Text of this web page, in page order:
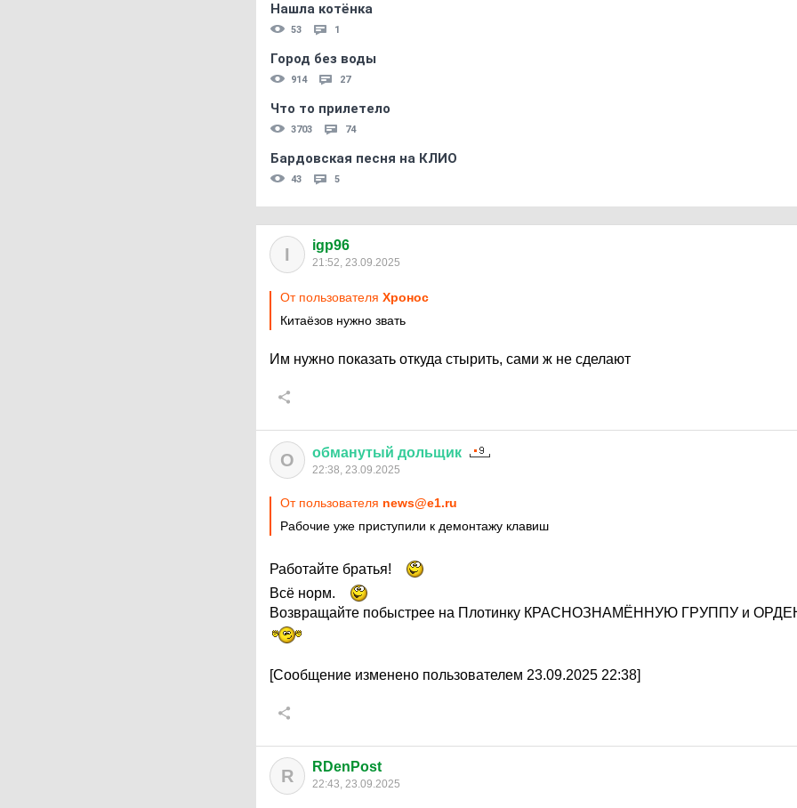
Нашла котёнка
53 1
Город без воды
914 27
Что то прилетело
3703 74
Бардовская песня на КЛИО
43 5
I igp96
21:52, 23.09.2025
От пользователя Хронос
Китаёзов нужно звать
Им нужно показать откуда стырить, сами ж не сделают
О обманутый дольщик
22:38, 23.09.2025
От пользователя news@e1.ru
Рабочие уже приступили к демонтажу клавиш
Работайте братья!
Всё норм.
Возвращайте побыстрее на Плотинку КРАСНОЗНАМЁННУЮ ГРУППУ и
[Сообщение изменено пользователем 23.09.2025 22:38]
R RDenPost
22:43, 23.09.2025